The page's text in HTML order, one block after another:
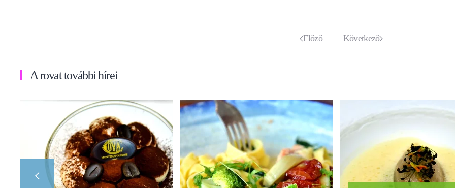
Előző Következő
A rovat további hírei